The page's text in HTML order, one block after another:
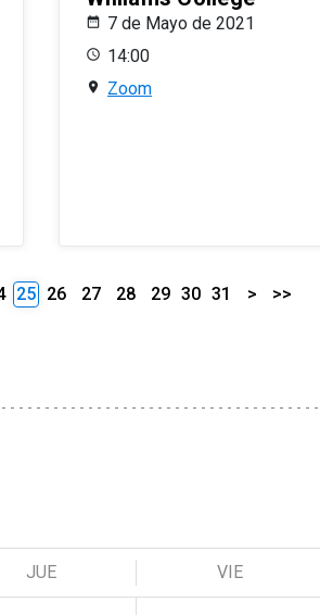
7 de Mayo de 2021
14:00
Zoom
25 26 27 28 29 30 31 > >>
JUE VIE